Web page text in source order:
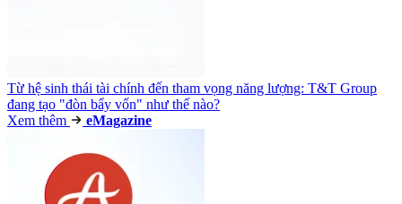
Từ hệ sinh thái tài chính đến tham vọng năng lượng: T&T Group
đang tạo "đòn bẩy vốn" như thế nào?
Xem thêm
eMagazine